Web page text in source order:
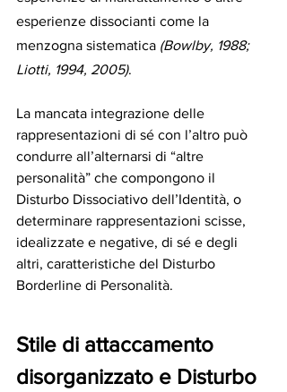
esperienze dissocianti come la
menzogna sistematica (Bowlby, 1988;
Liotti, 1994, 2005).
La mancata integrazione delle
rappresentazioni di sé con l’altro può
condurre all’alternarsi di “altre
personalità” che compongono il
Disturbo Dissociativo dell’Identità, o
determinare rappresentazioni scisse,
idealizzate e negative, di sé e degli
altri, caratteristiche del Disturbo
Borderline di Personalità.
Stile di attaccamento
disorganizzato e Disturbo